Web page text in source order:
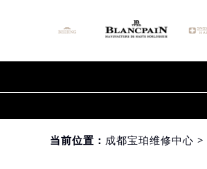
当前位置： 成都宝珀维修中心 >